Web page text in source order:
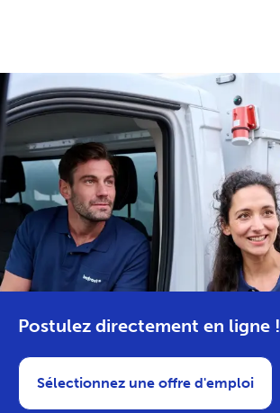
Postulez directement en ligne !
Sélectionnez une offre d'emploi